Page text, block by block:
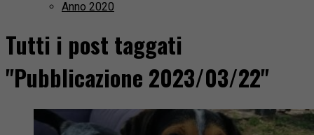
Anno 2020
Tutti i post taggati
"Pubblicazione 2023/03/22"